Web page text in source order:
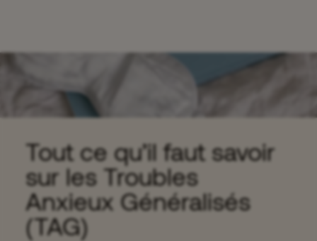
Tout ce qu’il faut savoir
sur les Troubles
Anxieux Généralisés
(TAG)